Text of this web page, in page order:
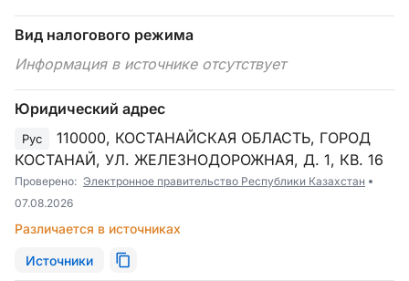
Вид налогового режима
Информация в источнике отсутствует
Юридический адрес
Рус
110000, КОСТАНАЙСКАЯ ОБЛАСТЬ, ГОРОД
КОСТАНАЙ, УЛ. ЖЕЛЕЗНОДОРОЖНАЯ, Д. 1, КВ. 16
Проверено: Электронное правительство Республики Казахстан
07.08.2026
Различается в источниках
Источники